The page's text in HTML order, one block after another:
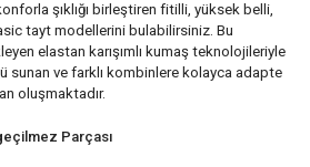
şıklığı birleştiren fitilli, yüksek belli,
tayt modellerini bulabilirsiniz. Bu
elastan karışımlı kumaş teknolojileriyle
sunan ve farklı kombinlere kolayca adapte
oluşmaktadır.
Parçası